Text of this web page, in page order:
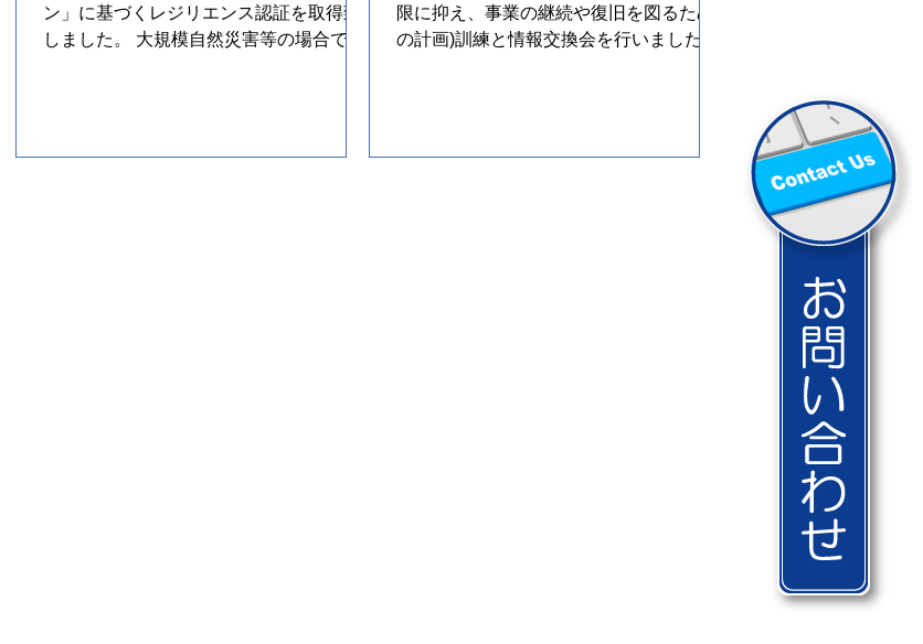
ン」に基づくレジリエンス認証を取得致
しました。 大規模自然災害等の場合でも
限に抑え、事業の継続や復旧を図るため
の計画)訓練と情報交換会を行いました。